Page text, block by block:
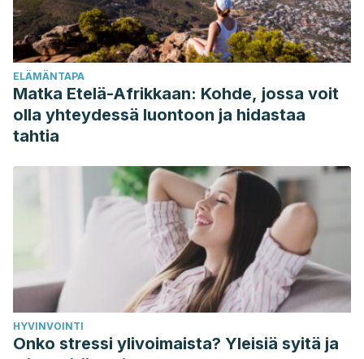
Médica 12.2 (2009): 32–37. Print.
Acevedo-González, Juan Carlos, and María Lucía
Salamanca-Ternera. “Semiología de Las Alucinaciones En
Tumores Del Sistema Nervioso Central.”
61.4 (2020): 55–65. Universitas Medica
Álvarez, José et al. “Las Alucinaciones: Historia y
(2001): 65-96–96. Print.
García Montes, José M., and Marino Pérez Álvarez. “La
Visión Skinneriana Sobre Las Alucinaciones. Vigencia y
Psychology, Society, & Education3.1 (2017):
Psychology, Society, & Education. Web.
ELÄMÄNTAPA
Matka Etelä-Afrikkaan: Kohde, jossa voit
olla yhteydessä luontoon ja hidastaa
tahtia
HYVINVOINTI
Onko stressi ylivoimaista? Yleisiä syitä ja